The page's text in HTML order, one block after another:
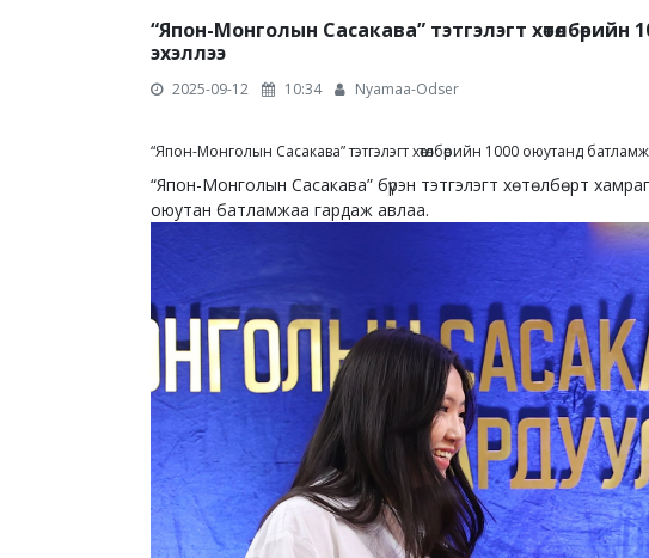
“Япон-Монголын Сасакава” тэтгэлэгт
эхэллээ
2025-09-12 10:34 Nyamaa-Odser
“Япон-Монголын Сасакава” тэтгэлэгт хөтөлбөрийн 1000 оюутанд
“Япон-Монголын Сасакава” бүрэн тэтгэлэгт хөтөлбөрт
оюутан батламжаа гардаж авлаа.